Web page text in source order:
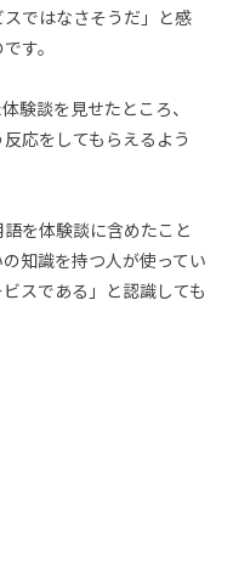
ではなさそうだ」と感
す。
験談を見せたところ、
応をしてもらえるよう
を体験談に含めたこと
知識を持つ人が使ってい
スである」と認識しても